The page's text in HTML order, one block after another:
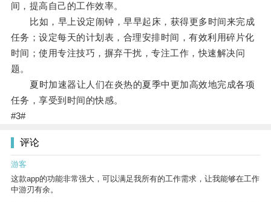
间，提高自己的工作效率。
比如，早上设定闹钟，早早起床，获得更多时间来完成
任务；设定每天的计划表，合理安排时间，有效利用碎片化
时间；使用专注技巧，摒弃干扰，专注工作，快速解决问
题。
夏时加速器让人们在炎热的夏季中更加高效地完成各项
任务，享受到时间的快感。
#3#
评论
游客
这款app的功能非常强大，可以满足我所有的工作需求，让我能够在工作
中游刃有余。